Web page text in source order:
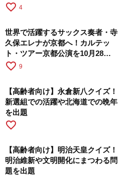
favorite_border 4
世界で活躍するサックス奏者・寺
久保エレナが京都へ！カルテッ
ト・ツアー京都公演を10月28日
に開催
favorite_border 9
【高齢者向け】永倉新八クイズ！
新選組での活躍や北海道での晩年
を出題
favorite_border
【高齢者向け】明治天皇クイズ！
明治維新や文明開化にまつわる問
題を出題